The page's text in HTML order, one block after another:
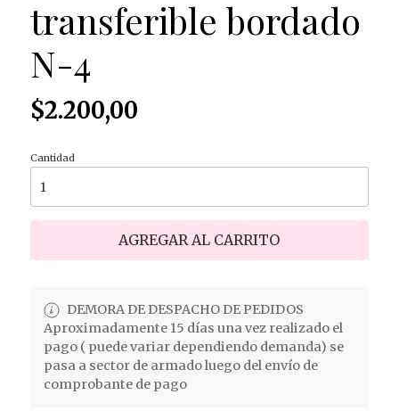
transferible bordado
N-4
$2.200,00
Cantidad
AGREGAR AL CARRITO
DEMORA DE DESPACHO DE PEDIDOS
Aproximadamente 15 días una vez realizado el
pago ( puede variar dependiendo demanda) se
pasa a sector de armado luego del envío de
comprobante de pago